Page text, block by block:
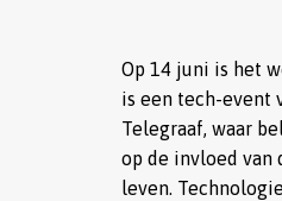
Op 14 juni is het
is een tech-event
Telegraaf, waar
op de invloed van
leven.